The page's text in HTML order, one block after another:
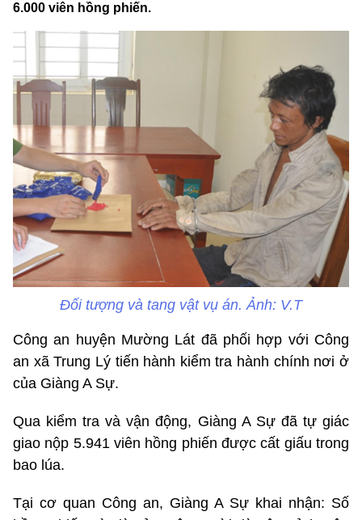
6.000 viên hồng phiến.
Đối tượng và tang vật vụ án. Ảnh: V.T
Công an huyện Mường Lát đã phối hợp với Công
an xã Trung Lý tiến hành kiểm tra hành chính nơi ở
của Giàng A Sự.
Qua kiểm tra và vận động, Giàng A Sự đã tự giác
giao nộp 5.941 viên hồng phiến được cất giấu trong
bao lúa.
Tại cơ quan Công an, Giàng A Sự khai nhận: Số